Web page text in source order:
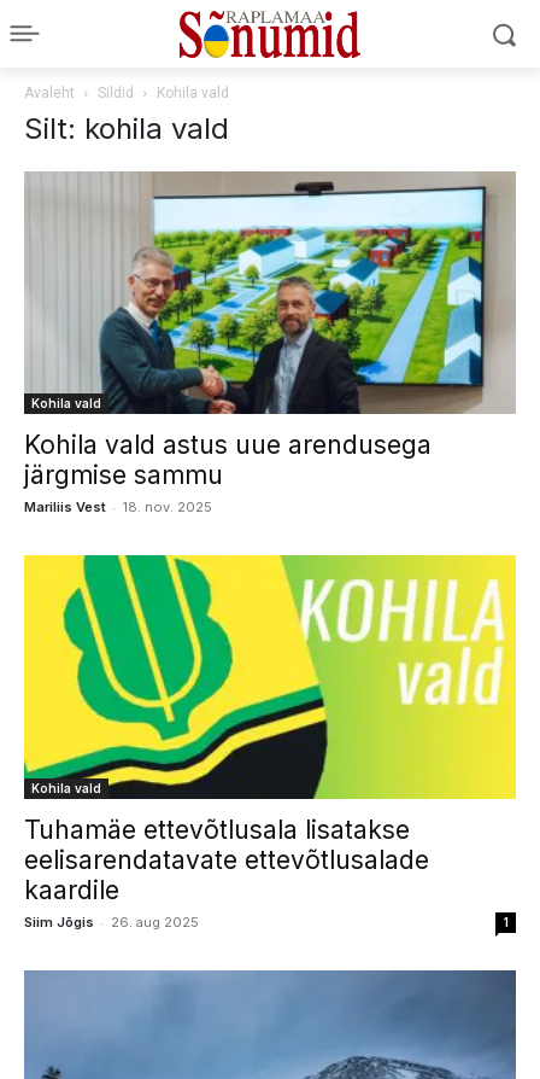
Avaleht Sildid Kohila vald
Silt: kohila vald
Kohila vald
Kohila vald astus uue arendusega
järgmise sammu
Mariliis Vest - 18. nov. 2025
Kohila vald
Tuhamäe ettevõtlusala lisatakse
eelisarendatavate ettevõtlusalade
kaardile
Siim Jõgis - 26. aug 2025 1